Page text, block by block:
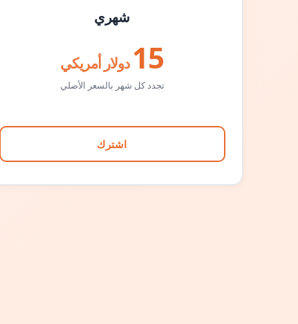
شهري
15 دولار أمريكي
تجدد كل شهر بالسعر الأصلي
اشترك